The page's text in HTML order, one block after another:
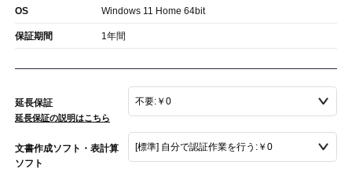
OS Windows 11 Home 64bit
保証期間 1年間
延長保証
延長保証の説明はこちら
文書作成ソフト・表計算
ソフト